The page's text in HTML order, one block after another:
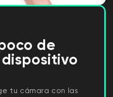
de
tu cámara con las